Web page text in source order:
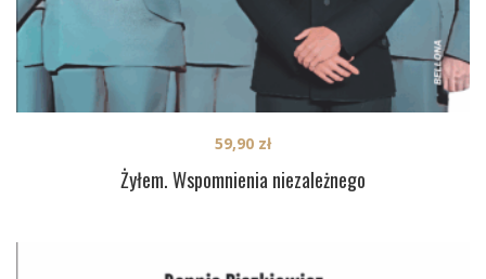
Żyłem. Wspomnienia niezależnego
59,90 zł